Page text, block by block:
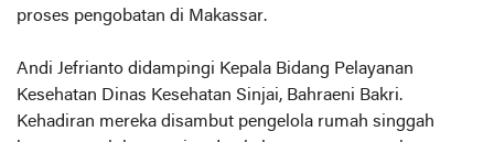
proses pengobatan di Makassar.
Andi Jefrianto didampingi Kepala Bidang Pelayanan
Kesehatan Dinas Kesehatan Sinjai, Bahraeni Bakri.
Kehadiran mereka disambut pengelola rumah singgah